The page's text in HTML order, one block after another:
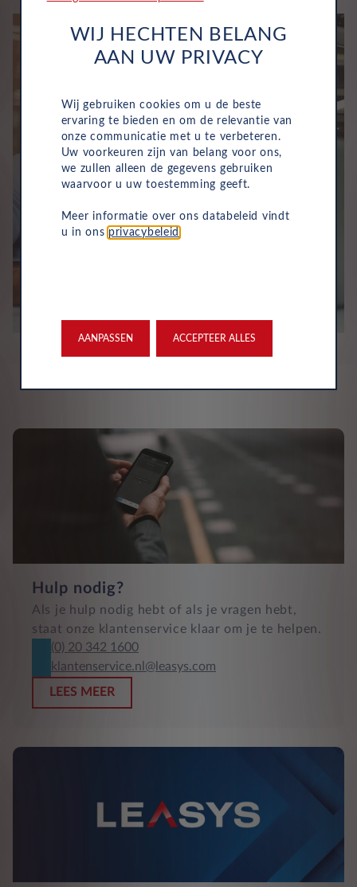
Hulp nodig?
Als je hulp nodig hebt of als je vragen hebt,
staat onze klantenservice klaar om je te helpen.
(0) 20 342 1600
klantenservice.nl@leasys.com
LEES MEER
WIJ HECHTEN BELANG
AAN UW PRIVACY
Wij gebruiken cookies om u de beste
ervaring te bieden en om de relevantie van
onze communicatie met u te verbeteren.
Uw voorkeuren zijn van belang voor ons,
we zullen alleen de gegevens gebruiken
waarvoor u uw toestemming geeft.
Meer informatie over ons databeleid vindt
u in ons privacybeleid
AANPASSEN ACCEPTEER ALLES